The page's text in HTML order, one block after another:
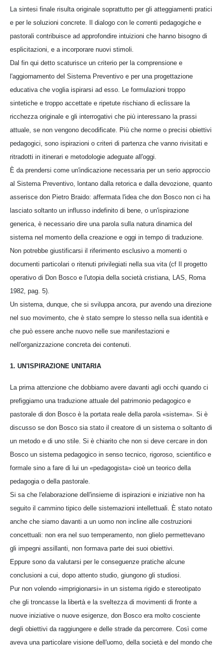
La sintesi finale risulta originale soprattutto per gli atteggiamenti pratici
e per le soluzioni concrete. Il dialogo con le correnti pedagogiche e
pastorali contribuisce ad approfondire intuizioni che hanno bisogno di
esplicitazioni, e a incorporare nuovi stimoli.
Dal fin qui detto scaturisce un criterio per la comprensione e
l'aggiornamento del Sistema Preventivo e per una progettazione
educativa che voglia ispirarsi ad esso. Le formulazioni troppo
sintetiche e troppo accettate e ripetute rischiano di eclissare la
ricchezza originale e gli interrogativi che più interessano la prassi
attuale, se non vengono decodificate. Più che norme o precisi obiettivi
pedagogici, sono ispirazioni o criteri di partenza che vanno rivisitati e
ritradotti in itinerari e metodologie adeguate all'oggi.
È da prendersi come un'indicazione necessaria per un serio approccio
al Sistema Preventivo, lontano dalla retorica e dalla devozione, quanto
asserisce don Pietro Braido: affermata l'idea che don Bosco non ci ha
lasciato soltanto un influsso indefinito di bene, o un'ispirazione
generica, è necessario dire una parola sulla natura dinamica del
sistema nel momento della creazione e oggi in tempo di traduzione.
Non potrebbe giustificarsi il riferimento esclusivo a momenti o
documenti particolari o ritenuti privilegiati nella sua vita (cf Il progetto
operativo di Don Bosco e l'utopia della società cristiana, LAS, Roma
1982, pag. 5).
Un sistema, dunque, che si sviluppa ancora, pur avendo una direzione
nel suo movimento, che è stato sempre lo stesso nella sua identità e
che può essere anche nuovo nelle sue manifestazioni e
nell'organizzazione concreta dei contenuti.
1. UN'ISPIRAZIONE UNITARIA
La prima attenzione che dobbiamo avere davanti agli occhi quando ci
prefiggiamo una traduzione attuale del patrimonio pedagogico e
pastorale di don Bosco è la portata reale della parola «sistema». Si è
discusso se don Bosco sia stato il creatore di un sistema o soltanto di
un metodo e di uno stile. Si è chiarito che non si deve cercare in don
Bosco un sistema pedagogico in senso tecnico, rigoroso, scientifico e
formale sino a fare di lui un «pedagogista» cioè un teorico della
pedagogia o della pastorale.
Si sa che l'elaborazione dell'insieme di ispirazioni e iniziative non ha
seguito il cammino tipico delle sistemazioni intellettuali. È stato notato
anche che siamo davanti a un uomo non incline alle costruzioni
concettuali: non era nel suo temperamento, non glielo permettevano
gli impegni assillanti, non formava parte dei suoi obiettivi.
Eppure sono da valutarsi per le conseguenze pratiche alcune
conclusioni a cui, dopo attento studio, giungono gli studiosi.
Pur non volendo «imprigionarsi» in un sistema rigido e stereotipato
che gli troncasse la libertà e la sveltezza di movimenti di fronte a
nuove iniziative o nuove esigenze, don Bosco era molto cosciente
degli obiettivi da raggiungere e delle strade da percorrere. Così come
aveva una particolare visione dell'uomo, della società e del mondo che